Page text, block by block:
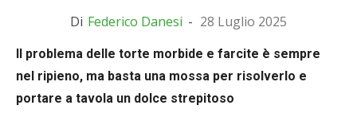
Di Federico Danesi - 28 Luglio 2025
Il problema delle torte morbide e farcite è sempre
nel ripieno, ma basta una mossa per risolverlo e
portare a tavola un dolce strepitoso